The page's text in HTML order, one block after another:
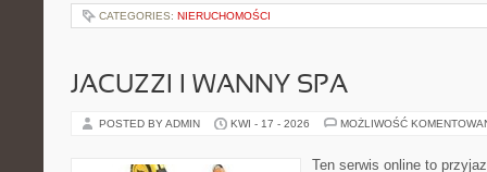
CATEGORIES: NIERUCHOMOŚCI
JACUZZI I WANNY SPA
POSTED BY ADMIN KWI - 17 - 2026 MOŻLIWOŚĆ
Ten serwis online to